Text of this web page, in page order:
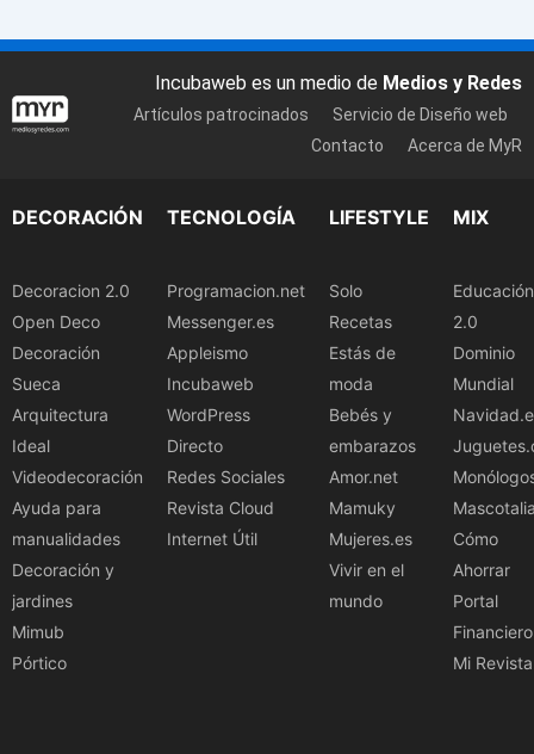
Incubaweb es un medio de Medios y Redes
Artículos patrocinados
Servicio de Diseño web
Contacto
Acerca de MyR
DECORACIÓN
Decoracion 2.0
Open Deco
Decoración
Sueca
Arquitectura
Ideal
Videodecoración
Ayuda para
manualidades
Decoración y
jardines
Mimub
Pórtico
TECNOLOGÍA
Programacion.net
Messenger.es
Appleismo
Incubaweb
WordPress
Directo
Redes Sociales
Revista Cloud
Internet Útil
LIFESTYLE
Solo
Recetas
Estás de
moda
Bebés y
embarazos
Amor.net
Mamuky
Mujeres.es
Vivir en el
mundo
MIX
Educación
2.0
Dominio
Mundial
Cómo
Ahorrar
Portal
Financiero
Mi Revista